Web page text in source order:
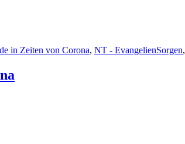
in Zeiten von Corona, NT - EvangelienSorgen,